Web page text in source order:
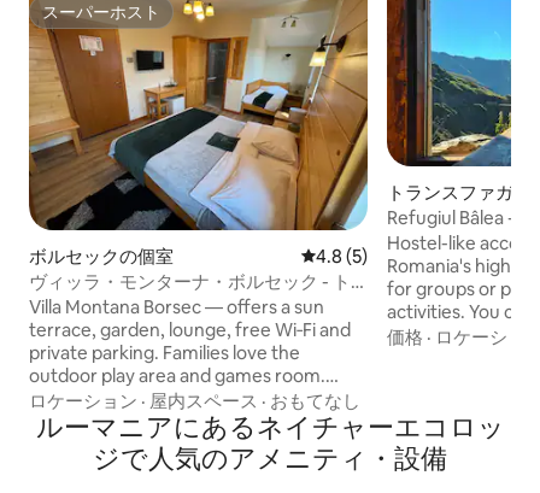
スーパーホスト
スーパーホスト
ボルセックの個室 レビュー5件、5つ星中4.8つ
4.8 (5)
ヴィッラ・モンターナ・ボルセック - ト
リプルルーム 6
Villa Montana Borsec — offers a sun
terrace, garden, lounge, free Wi‑Fi and
private parking. Families love the
outdoor play area and games room.
Enjoy skiing, cycling and film nights
nearby. Services include 24/7 front desk
and room service. The location is close
to the center and just 500 m from
ロケーション · 屋内スペース · おもてなし
トランスファガラ
レア湖のシェアル
Refugiul Bâlea -
Hostel-like
Romania's
for groups or
activities. You
and dinner
価格 · ロケーショ
ルーマニアにあるネイチャーエコロッ
ジで人気のアメニティ・設備